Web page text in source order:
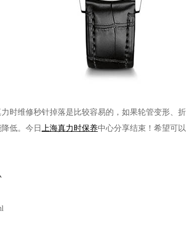
维修秒针掉落是比较容易的，如果轮管变形、
低。今日
上海真力时保养中心分享结束！希望可以